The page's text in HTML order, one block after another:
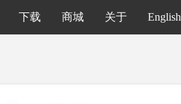
下载 商城 关于 English